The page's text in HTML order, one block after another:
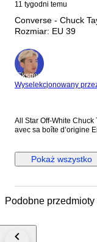
11 tygodni temu
Converse - Chuck
Rozmiar: EU 39
Ekspert
Wyselekcjonowany
All Star Off-White Chuck Taylor
Pokaż wszystko
Podobne przedmioty